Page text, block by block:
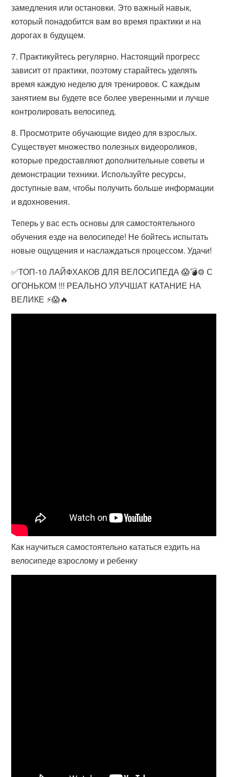
замедления или остановки. Это важный навык,
который понадобится вам во время практики и на
дорогах в будущем.
7. Практикуйтесь регулярно. Настоящий прогресс
зависит от практики, поэтому старайтесь уделять
время каждую неделю для тренировок. С каждым
занятием вы будете все более уверенными и лучше
контролировать велосипед.
8. Просмотрите обучающие видео для взрослых.
Существует множество полезных видеороликов,
которые предоставляют дополнительные советы и
демонстрации техники. Используйте ресурсы,
доступные вам, чтобы получить больше информации
и вдохновения.
Теперь у вас есть основы для самостоятельного
обучения езде на велосипеде! Не бойтесь испытать
новые ощущения и наслаждаться процессом. Удачи!
✅ТОП-10 ЛАЙФХАКОВ ДЛЯ ВЕЛОСИПЕДА 😱💣⚙️ С
ОГОНЬКОМ !!! РЕАЛЬНО УЛУЧШАТ КАТАНИЕ НА
ВЕЛИКЕ ⚡️😱🔥
Как научиться самостоятельно кататься ездить на
велосипеде взрослому и ребенку